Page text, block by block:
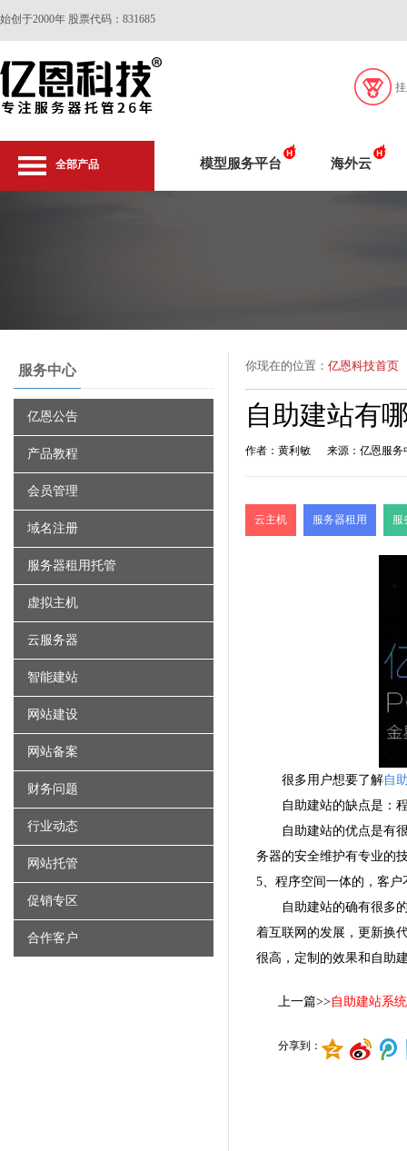
始创于2000年 股票代码：831685
全部产品 模型服务平台 海外云
服务中心
亿恩公告
产品教程
会员管理
域名注册
服务器租用托管
虚拟主机
云服务器
智能建站
网站建设
网站备案
财务问题
行业动态
网站托管
促销专区
合作客户
你现在的位置： 亿恩科技首页
自助建站有
作者：黄利敏 来源：亿恩服务
云主机 服务器租用 服
很多用户想要了解自
自助建站的缺点是：
自助建站的优点是有
务器的安全维护有专业的
5、程序空间一体的，客
自助建站的确有很多
着互联网的发展，更新换
很高，定制的效果和自助
上一篇>>自助建站系
分享到：